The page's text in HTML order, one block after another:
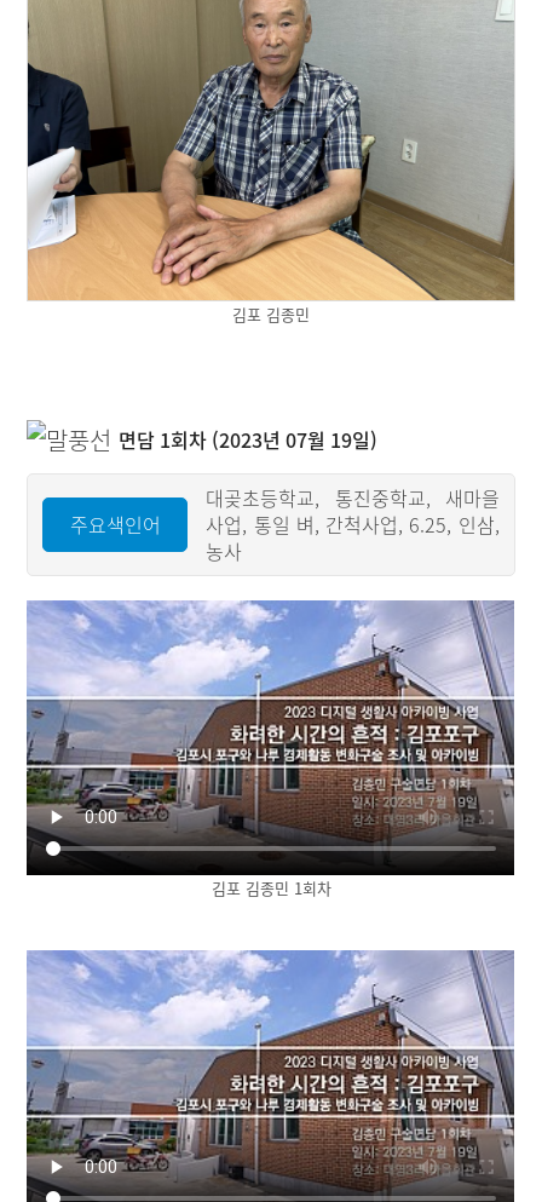
김포 김종민
면담 1회차 (2023년 07월 19일)
주요색인어
대곶초등학교, 통진중학교, 새마을
사업, 통일 벼, 간척사업, 6.25, 인삼,
농사
김포 김종민 1회차